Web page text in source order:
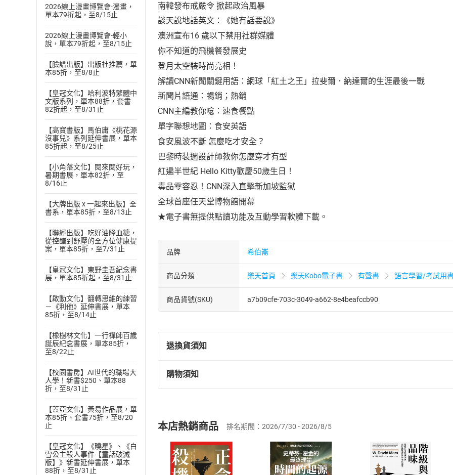
2026線上漫畫博覽會-漫畫，
單本79折起，至8/15止
2026線上漫畫博覽會-輕小
說，單本79折起，至8/15止
【臉譜出版】出版社推薦，單
本85折，至8/8止
【皇冠文化】哈利波特繁體中
文版系列，單本88折，套書
82折起，至8/31止
【高寶書版】馬伯庸《桃花源
沒事兒》系列延伸書展，單本
85折起，至8/25止
【小角落文化】閱來閱好玩，
暑期書展，單本82折，至
8/16止
【大牌出版 x 一起來出版】全
書系，單本85折，至8/13止
【聯經出版】吃好油降血糖，
從控醣到舒壓的全方位健康提
案，單本85折，至7/31止
【皇冠文化】東野圭吾紀念書
展，單本85折起，至8/31止
【啟動文化】翻轉思維的練習
－《利他》延伸書展，單本
85折，至8/14止
【橡樹林文化】一行禪師百歲
誕辰紀念書展，單本85折，
至8/22止
【校園書房】AI世代的職場大
人學！新書$250、單本88
折，至8/31止
【蓋亞文化】黃易作品展，單
本85折、套書75折，至8/20
止
【皇冠文化】《曉星》、《白
雪公主殺人事件【童話破滅
版】》新書延伸書展，單本
88折，至8/31止
南韓發布戒嚴令 掀起政治風暴
談天說地話英文：《她有話要說》
澳洲宣布16 歲以下禁用社群媒體
你不知道的飛機餐發展史
登月太空裝時尚亮相！
解讀CNN新聞關鍵用語：網球「紅土之王」拉斐爾．納達爾的生涯最後一戰
新聞片語通：暢銷；熱銷
CNN主編教你唸：速食餐點
單字聯想地圖：食安英語
食安風波不斷 怎麼吃才安全？
巴黎時裝週設計師教你怎麼穿才有型
紅遍半世紀 Hello Kitty歡慶50歲生日！
毒品零容忍！CNN深入直擊新加坡監獄
全球首座任天堂博物館開幕
★電子書無提供點讀功能及互動學習軟體下載。
品牌 希伯崙
商品分類 樂天首頁 樂天Kobo電子書 有聲書 語言學習/考試用
商品貨號(SKU) a7b09cfe-703c-3049-a662-8e4beafccb90
退換貨須知
退換貨規定：
(一)依消費者保護法第19條第1項後段暨通訊交易解除權合理例外情事適用
(二)消費者訂購本店鋪之商品即代表知悉本店鋪所銷售之商品為電子書，
且已下載/存取電子書，不得請求退貨退款。
退貨方式：您欲取消訂單或辦理退貨時，請登入樂天市場，並於「我的訂單
貨」，本店鋪將依您的申請進行審核，待審核通過後將為您辦理退款事宜。
購物須知
挑選商品
Choose
放入購物車
Shopping cart
登入帳號
Login
本店熱銷商品 排名期間：2026/7/30 - 2026/8/5